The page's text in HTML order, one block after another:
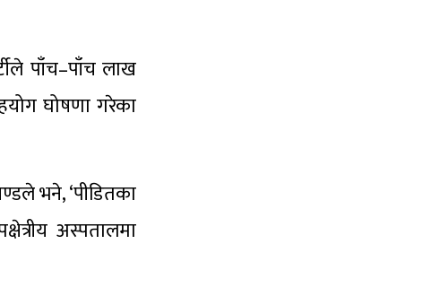
पाँच–पाँच लाख
घोषणा गरेका
भने, ‘पीडितका
अस्पतालमा